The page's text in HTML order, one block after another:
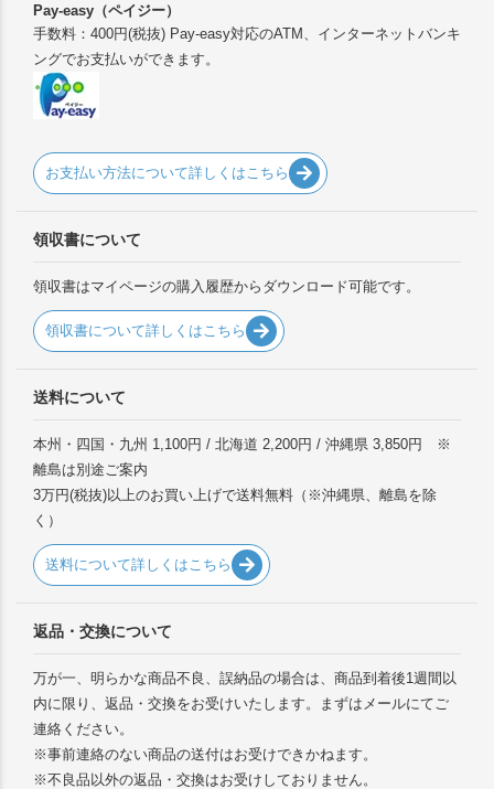
Pay-easy（ペイジー）
手数料：400円(税抜) Pay-easy対応のATM、インターネットバンキ
ングでお支払いができます。
お支払い方法について詳しくはこちら
領収書について
領収書はマイページの購入履歴からダウンロード可能です。
領収書について詳しくはこちら
送料について
本州・四国・九州 1,100円 / 北海道 2,200円 / 沖縄県 3,850円 ※
離島は別途ご案内
3万円(税抜)以上のお買い上げで送料無料（※沖縄県、離島を除
く）
送料について詳しくはこちら
返品・交換について
万が一、明らかな商品不良、誤納品の場合は、商品到着後1週間以
内に限り、返品・交換をお受けいたします。まずはメールにてご
連絡ください。
※事前連絡のない商品の送付はお受けできかねます。
※不良品以外の返品・交換はお受けしておりません。